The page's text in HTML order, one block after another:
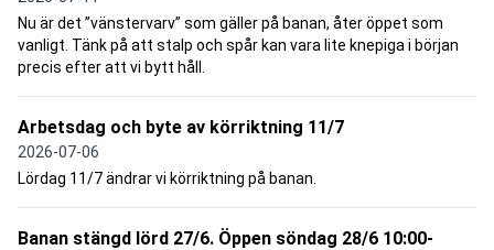
Nu är det ”vänstervarv” som gäller på banan, åter öppet som
vanligt. Tänk på att stalp och spår kan vara lite knepiga i början
precis efter att vi bytt håll.
Arbetsdag och byte av körriktning 11/7
2026-07-06
Lördag 11/7 ändrar vi körriktning på banan.
Banan stängd lörd 27/6. Öppen söndag 28/6 10:00-